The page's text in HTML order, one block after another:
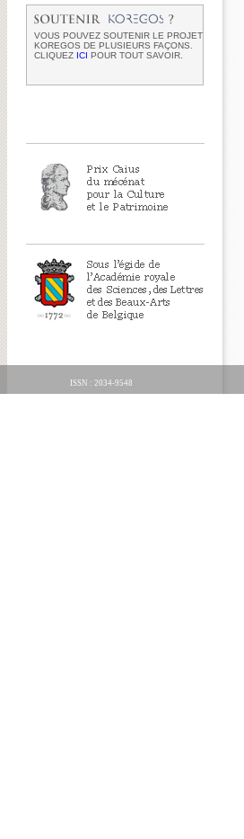
VOUS POUVEZ SOUTENIR LE PROJET
KOREGOS DE PLUSIEURS FAÇONS.
CLIQUEZ ICI POUR TOUT SAVOIR.
ISSN : 2034-9548